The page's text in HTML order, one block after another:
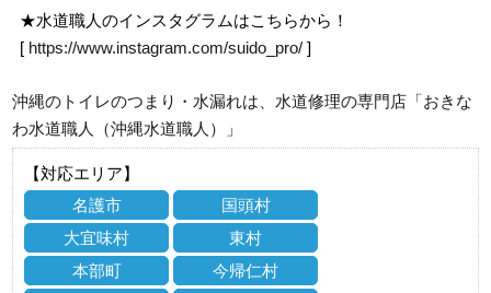
★水道職人のインスタグラムはこちらから！
[ https://www.instagram.com/suido_pro/ ]
沖縄のトイレのつまり・水漏れは、水道修理の専門店「おきな
わ水道職人（沖縄水道職人）」
【対応エリア】
名護市
国頭村
大宜味村
東村
本部町
今帰仁村